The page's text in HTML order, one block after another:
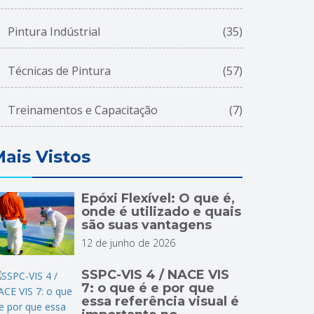
Pintura Indústrial (35)
Técnicas de Pintura (57)
Treinamentos e Capacitação (7)
Vistos
Epóxi Flexível: O que é,
onde é utilizado e quais
são suas vantagens
12 de junho de 2026
SSPC-VIS 4 / NACE VIS
7: o que é e por que
essa referência visual é